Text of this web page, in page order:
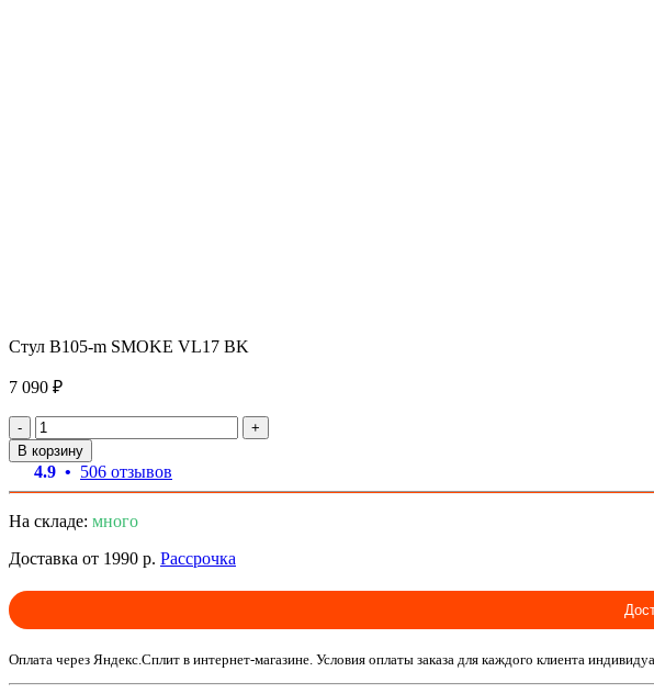
Стул B105-m SMOKE VL17 BK
7 090 ₽
-
+
В корзину
4.9 • 506 отзывов
На складе: много
Доставка от 1990 р. Рассрочка
Оплата через Яндекс.Сплит в интернет-магазине. Условия оплаты заказа для каждого клиента